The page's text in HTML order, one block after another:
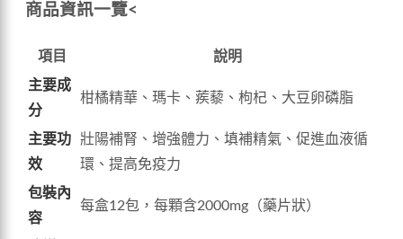
商品資訊一覽<
項目
說明
主要成
分
柑橘精華、瑪卡、蒺藜、枸杞、大豆卵磷脂
主要功
效
壯陽補腎、增強體力、填補精氣、促進血液循
環、提高免疫力
包裝內
容
每盒12包，每顆含2000mg（藥片狀）